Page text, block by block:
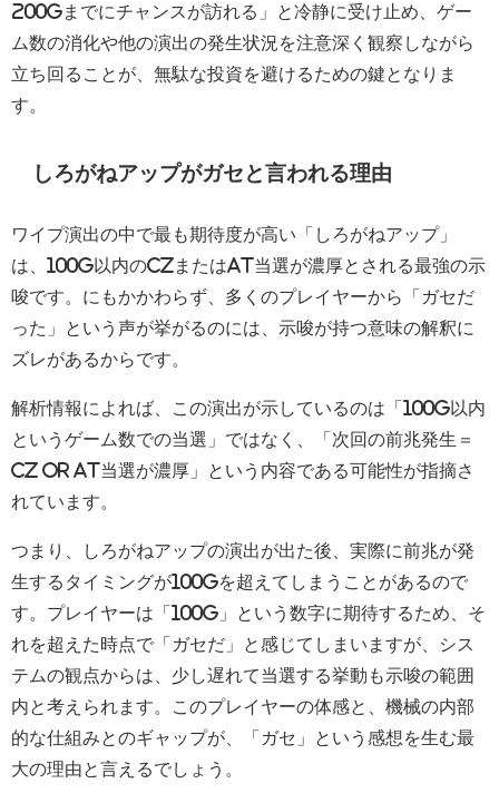
200Gまでにチャンスが訪れる」と冷静に受け止め、ゲー
ム数の消化や他の演出の発生状況を注意深く観察しながら
立ち回ることが、無駄な投資を避けるための鍵となりま
す。
しろがねアップがガセと言われる理由
ワイプ演出の中で最も期待度が高い「しろがねアップ」
は、100G以内のCZまたはAT当選が濃厚とされる最強の示
唆です。にもかかわらず、多くのプレイヤーから「ガセだ
った」という声が挙がるのには、示唆が持つ意味の解釈に
ズレがあるからです。
解析情報によれば、この演出が示しているのは「100G以内
というゲーム数での当選」ではなく、「次回の前兆発生＝
CZ or AT当選が濃厚」という内容である可能性が指摘さ
れています。
つまり、しろがねアップの演出が出た後、実際に前兆が発
生するタイミングが100Gを超えてしまうことがあるので
す。プレイヤーは「100G」という数字に期待するため、そ
れを超えた時点で「ガセだ」と感じてしまいますが、シス
テムの観点からは、少し遅れて当選する挙動も示唆の範囲
内と考えられます。このプレイヤーの体感と、機械の内部
的な仕組みとのギャップが、「ガセ」という感想を生む最
大の理由と言えるでしょう。